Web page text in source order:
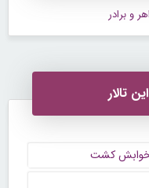
و برادر
تالار
کشت